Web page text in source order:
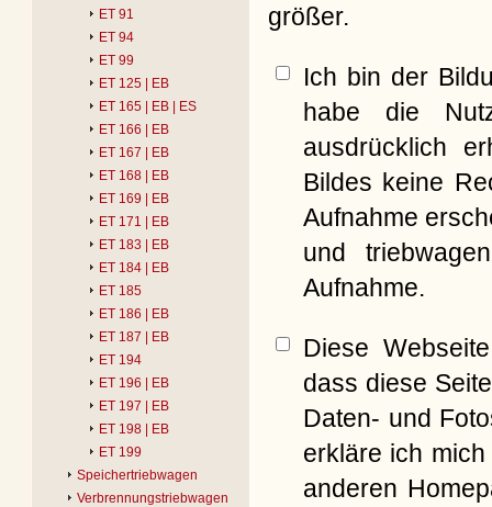
ET 91
ET 94
ET 99
ET 125 | EB
ET 165 | EB | ES
ET 166 | EB
ET 167 | EB
ET 168 | EB
ET 169 | EB
ET 171 | EB
ET 183 | EB
ET 184 | EB
ET 185
ET 186 | EB
ET 187 | EB
ET 194
ET 196 | EB
ET 197 | EB
ET 198 | EB
ET 199
Speichertriebwagen
Verbrennungstriebwagen
größer.
Ich bin der
habe die
ausdrücklich
Bildes keine
Aufnahme
und
Aufnahme.
Diese
dass diese
Daten- und
erkläre ich
anderen